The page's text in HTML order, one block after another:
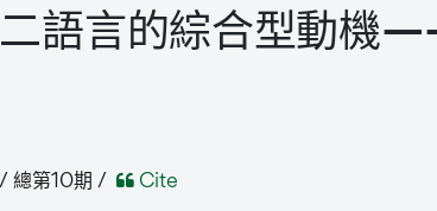
語言的綜合型動機
總第10期 / Cite